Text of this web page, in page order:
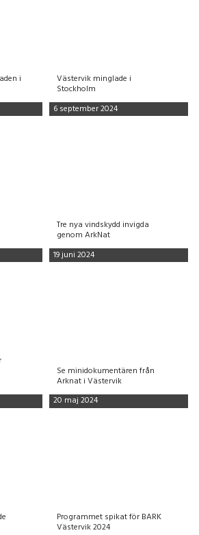
i Västervik minglade i
Stockholm
6 september 2024
Tre nya vindskydd invigda
genom ArkNat
19 juni 2024
Se minidokumentären från
Arknat i Västervik
20 maj 2024
Programmet spikat för BARK
Västervik 2024